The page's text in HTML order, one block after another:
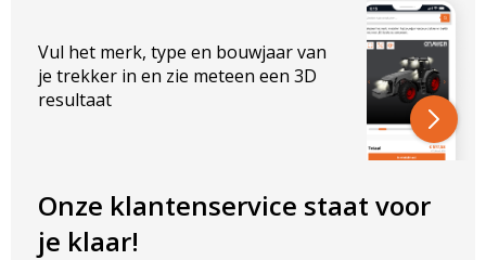
Diameter lamp: 144mm
Diepte lamp: 79,3mm
Past op de volgende modellen:
Fendt 900
Vul het merk, type en bouwjaar van
je trekker in en zie meteen een 3D
resultaat
Onze klantenservice staat voor
je klaar!